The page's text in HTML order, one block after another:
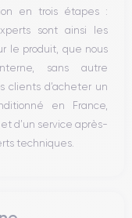
en trois étapes :
sont ainsi les
le produit, que nous
sans autre
clients d’acheter un
en France,
d’un service après-
techniques.